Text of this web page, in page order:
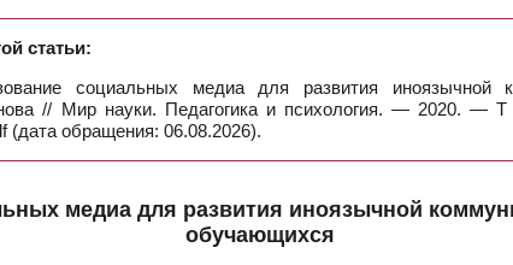
статьи:
социальных медиа для развития иноязычной
// Мир науки. Педагогика и психология. — 2020.
(дата обращения: 06.08.2026).
медиа для развития иноязычной
обучающихся